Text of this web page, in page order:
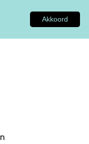
Akkoord